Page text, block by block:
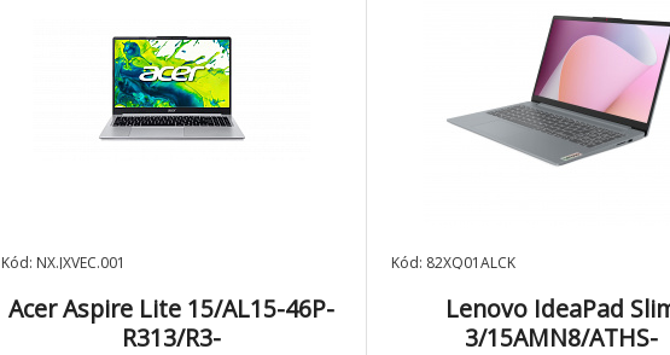
Kód: NX.JXVEC.001
Acer Aspire Lite 15/AL15-46P-
R313/R3-
Kód: 82XQ01ALCK
Lenovo IdeaPad
3/15AMN8/ATHS-